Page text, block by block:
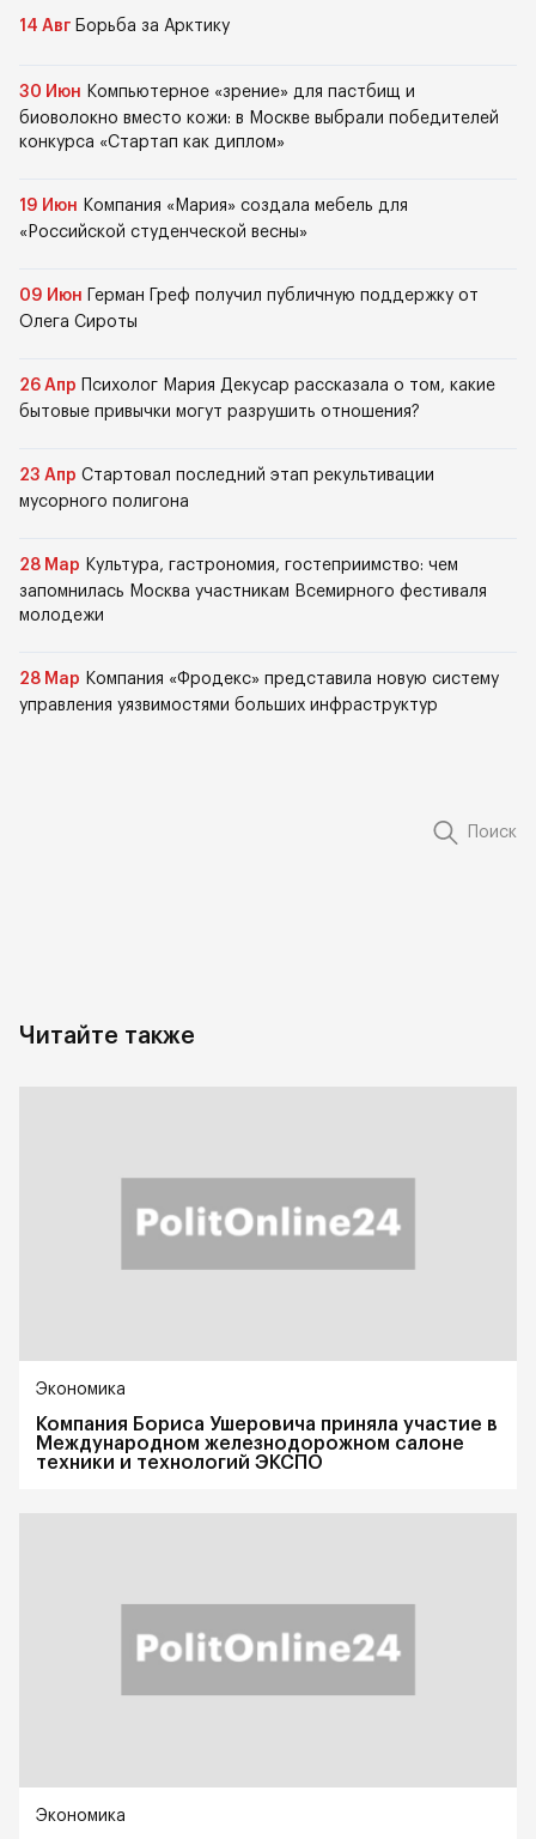
14 Авг Борьба за Арктику
30 Июн Компьютерное «зрение» для пастбищ и
биоволокно вместо кожи: в Москве выбрали победителей
конкурса «Стартап как диплом»
19 Июн Компания «Мария» создала мебель для
«Российской студенческой весны»
09 Июн
Герман Греф получил публичную поддержку от
Олега Сироты
26 Апр
Психолог Мария Декусар рассказала о том, какие
бытовые привычки могут разрушить отношения?
23 Апр Стартовал последний этап рекультивации
мусорного полигона
28 Мар Культура, гастрономия, гостеприимство: чем
запомнилась Москва участникам Всемирного фестиваля
молодежи
28 Мар Компания «Фродекс» представила новую систему
управления уязвимостями больших инфраструктур
Поиск
Читайте также
Экономика
Компания Бориса Ушеровича приняла участие в
Международном железнодорожном салоне
техники и технологий ЭКСПО
Экономика